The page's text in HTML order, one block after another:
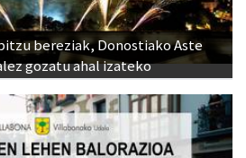
bereziak, Donostiako Aste
gozatu ahal izateko